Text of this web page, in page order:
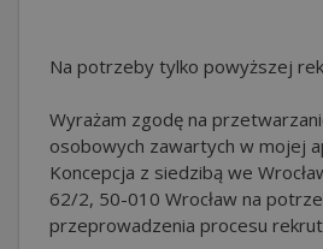
Na potrzeby tylko powyższej
Wyrażam zgodę na
osobowych zawartych w mojej
Koncepcja z siedzibą we
62/2, 50-010 Wrocław na
przeprowadzenia procesu